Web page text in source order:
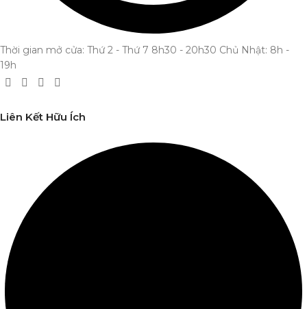
Thời gian mở cửa: Thứ 2 - Thứ 7 8h30 - 20h30 Chủ Nhật: 8h -
19h
Liên Kết Hữu Ích